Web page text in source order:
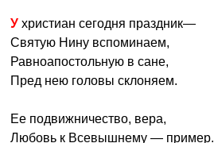
У христиан сегодня праздник—
Святую Нину вспоминаем,
Равноапостольную в сане,
Пред нею головы склоняем.
Ее подвижничество, вера,
Любовь к Всевышнему — пример.